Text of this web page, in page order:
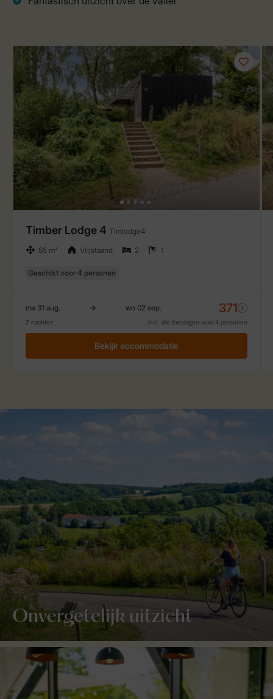
Onvergetelijk uitzicht